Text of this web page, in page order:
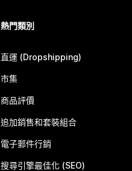
熱門類別
直運 (Dropshipping)
市集
商品評價
追加銷售和套裝組合
電子郵件行銷
搜尋引擎最佳化 (SEO)